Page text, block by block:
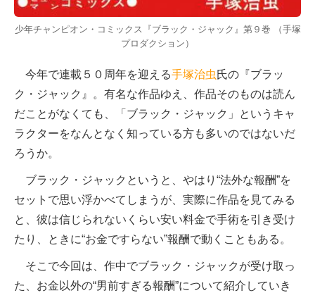
少年チャンピオン・コミックス『ブラック・ジャック』第９巻 （手塚
プロダクション）
今年で連載５０周年を迎える手塚治虫 氏の『ブラッ
ク・ジャック』。有名な作品ゆえ、作品そのものは読ん
だことがなくても、「ブラック・ジャック」というキャ
ラクターをなんとなく知っている方も多いのではないだ
ろうか。
ブラック・ジャックというと、やはり“法外な報酬”を
セットで思い浮かべてしまうが、実際に作品を見てみる
と、彼は信じられないくらい安い料金で手術を引き受け
たり、ときに“お金ですらない”報酬で動くこともある。
そこで今回は、作中でブラック・ジャックが受け取っ
た、お金以外の“男前すぎる報酬”について紹介していき